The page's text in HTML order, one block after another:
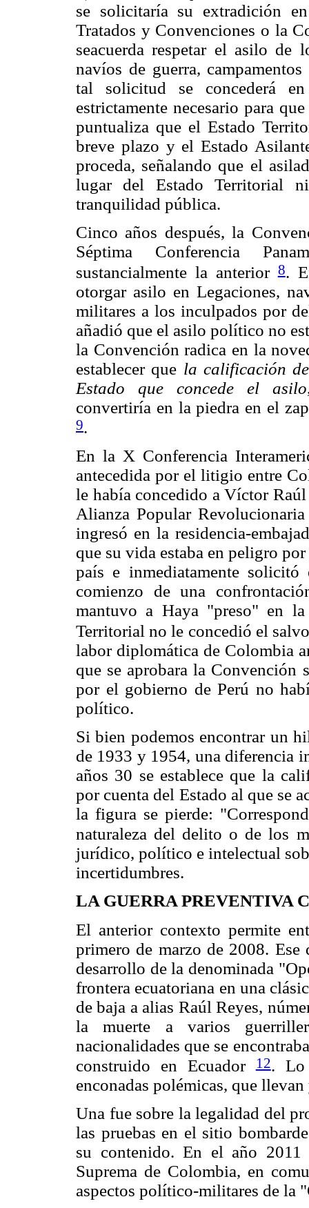
se solicitaría su extradición
Tratados y Convenciones o la
seacuerda respetar el asilo de
navíos de guerra,
tal solicitud se concederá
estrictamente necesario para
puntualiza que el Estado
breve plazo y el Estado
proceda, señalando que el
lugar del Estado Territorial
tranquilidad pública.
Cinco años después, la
Séptima Conferencia
sustancialmente la anterior8.
otorgar asilo en Legaciones,
militares a los inculpados por
añadió que el asilo político no
la Convención radica en la
establecer que la calificación
Estado que concede el asilo
convertiría en la piedra en el
9.
En la X Conferencia
antecedida por el litigio entre
le había concedido a Víctor
Alianza Popular
ingresó en la residencia-
que su vida estaba en peligro
país e inmediatamente
comienzo de una
mantuvo a Haya "preso" en
Territorial no le concedió el
labor diplomática de Colombia
que se aprobara la
por el gobierno de Perú no
político.
Si bien podemos encontrar un
de 1933 y 1954, una diferencia
años 30 se establece que la
por cuenta del Estado al que se
la figura se pierde:
naturaleza del delito o de los
jurídico, político e intelectual
incertidumbres.
LA GUERRA PREVENTIVA
El anterior contexto permite
primero de marzo de 2008.
desarrollo de la denominada
frontera ecuatoriana en una
de baja a alias Raúl Reyes,
la muerte a varios
nacionalidades que se
construido en Ecuador12. Lo
enconadas polémicas, que llevan
Una fue sobre la legalidad del
las pruebas en el sitio
su contenido. En el año
Suprema de Colombia, en
aspectos político-militares de la